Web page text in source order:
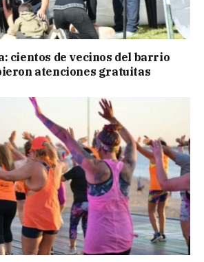
cientos de vecinos del barrio
atenciones gratuitas